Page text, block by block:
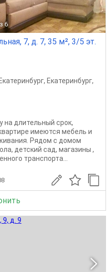
6
7, д. 7, 35 м², 3/5 эт.
, Екатеринбург,
на длительный срок,
имеются мебель и
Рядом с домом
детский сад, магазины ,
транспорта...